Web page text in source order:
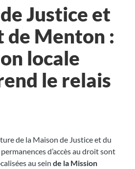
Justice et
de Menton :
locale
le relais
de la Maison de Justice et du
d’accès au droit sont
au sein de la Mission